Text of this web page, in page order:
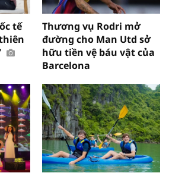
tế
Thương vụ Rodri mở
đường cho Man Utd sở
hữu tiền vệ báu vật của
Barcelona